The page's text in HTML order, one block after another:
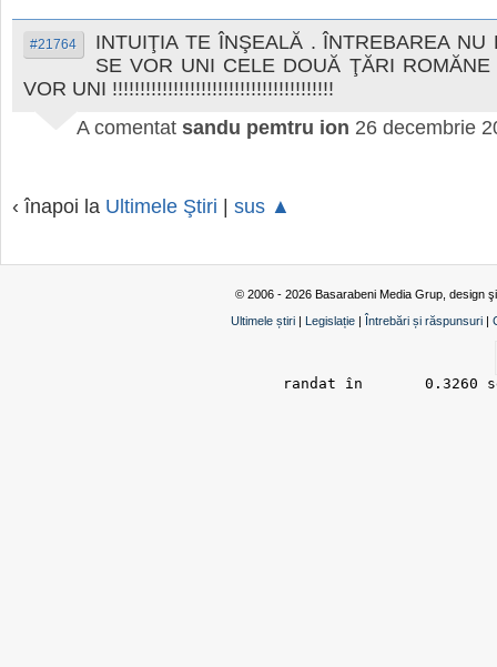
#21764
INTUIŢIA TE ÎNŞEALĂ . ÎNTREBAREA NU
SE VOR UNI CELE DOUĂ ŢĂRI
VOR UNI !!!!!!!!!!!!!!!!!!!!!!!!!!!!!!!!!!!!!!!!
A comentat sandu pemtru ion 26 decembrie
‹ înapoi la Ultimele Ştiri | sus ▲
© 2006 - 2026 Basarabeni Media Grup, design
Ultimele știri | Legislație | Întrebări și răspunsuri |
randat în